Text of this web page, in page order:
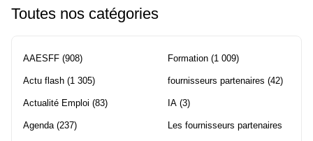
Toutes nos catégories
AAESFF (908)
Actu flash (1 305)
Actualité Emploi (83)
Agenda (237)
Formation (1 009)
fournisseurs partenaires (42)
IA (3)
Les fournisseurs partenaires